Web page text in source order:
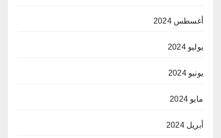
أغسطس 2024
يوليو 2024
يونيو 2024
مايو 2024
أبريل 2024